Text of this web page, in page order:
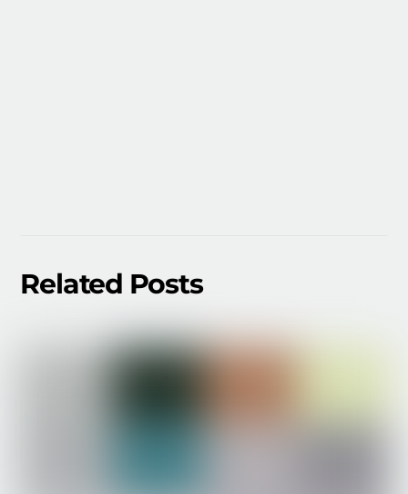
Related Posts